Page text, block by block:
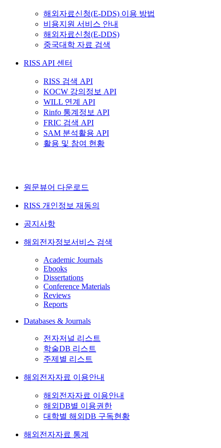
해외자료신청(E-DDS) 이용 방법
비용지원 서비스 안내
해외자료신청(E-DDS)
중국대학 자료 검색
RISS API 센터
RISS 검색 API
KOCW 강의정보 API
WILL 연계 API
Rinfo 통계정보 API
FRIC 검색 API
SAM 분석활용 API
활용 및 참여 현황
원문뷰어 다운로드
RISS 개인정보 재동의
공지사항
해외전자정보서비스 검색
Academic Journals
Ebooks
Dissertations
Conference Materials
Reviews
Reports
Databases & Journals
전자저널 리스트
학술DB 리스트
주제별 리스트
해외전자자료 이용안내
해외전자자료 이용안내
해외DB별 이용권한
대학별 해외DB 구독현황
해외전자자료 통계